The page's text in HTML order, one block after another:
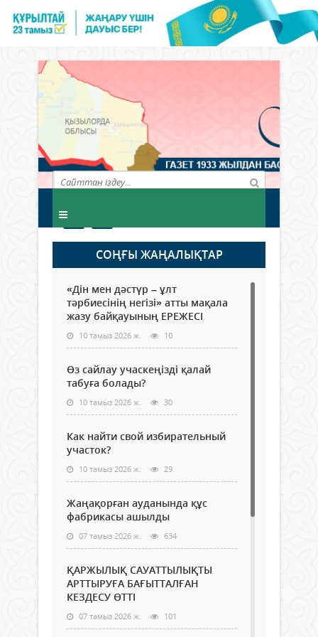
СОҢҒЫ ЖАҢАЛЫҚТАР
«Дін мен дәстүр – ұлт
тәрбиесінің негізі» атты мақала
жазу байқауының ЕРЕЖЕСІ
10 тамыз 2026 ж. 10
Өз сайлау учаскеңізді қалай
табуға болады?
10 тамыз 2026 ж. 30
Как найти свой избирательный
участок?
10 тамыз 2026 ж. 29
Жаңақорған ауданында құс
фабрикасы ашылды
07 тамыз 2026 ж. 634
ҚАРЖЫЛЫҚ САУАТТЫЛЫҚТЫ
АРТТЫРУҒА БАҒЫТТАЛҒАН
КЕЗДЕСУ ӨТТІ
07 тамыз 2026 ж. 101